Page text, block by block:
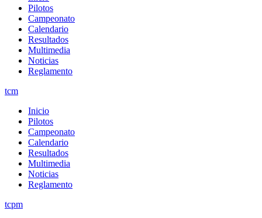
Pilotos
Campeonato
Calendario
Resultados
Multimedia
Noticias
Reglamento
tcm
Inicio
Pilotos
Campeonato
Calendario
Resultados
Multimedia
Noticias
Reglamento
tcpm